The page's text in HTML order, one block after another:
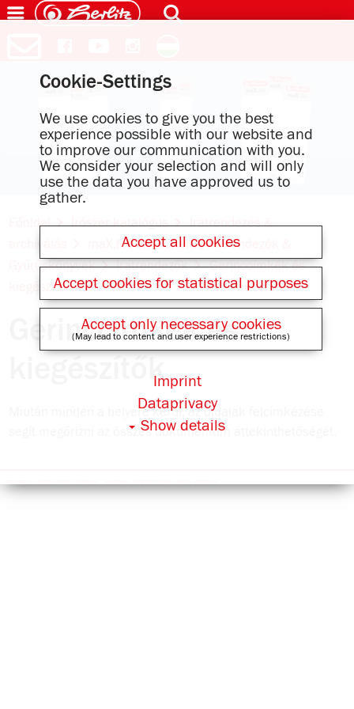
Főoldal Írószer katalógus
Iratrendezés &
maX.file emelőkaros iratrendezők &
Gyűrűskönyvek
Iratrendezők
Gerinccímkék és
kiegészítők
Gerinccímkék és
kiegészítők
Miután minden a helyére kerül, az oldalak felcímkézése
segít megőrizni az összes dokumentum áttekinthetőségét.
Cookie-Settings
We use cookies to give you the best
experience possible with our website and
to improve our communication with you.
We consider your selection and will only
use the data you have approved us to
gather.
Accept all cookies
Accept cookies for statistical purposes
Accept only necessary cookies
(May lead to content and user experience restrictions)
Show details
Dataprivacy
Imprint